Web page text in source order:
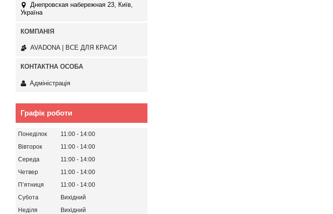
Днепровская набережная 23, Київ,
Україна
AVADONA | ВСЕ ДЛЯ КРАСИ
Адміністрація
Графік роботи
Понеділок 11:00
14:00
Вівторок
11:00
14:00
Середа
11:00
14:00
Четвер
11:00
14:00
Пʼятниця
11:00
14:00
Субота
Вихідний
Неділя
Вихідний